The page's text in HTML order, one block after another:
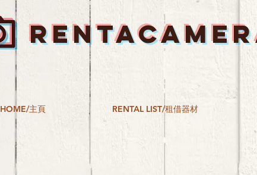
HOME/主頁 RENTAL LIST/租借器材